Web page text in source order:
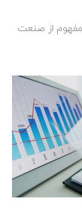
از صنعت